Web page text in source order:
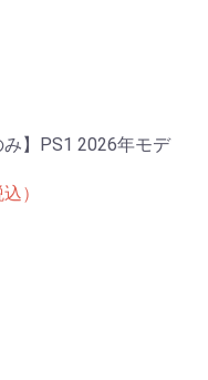
み】PS1 2026年モデ
）